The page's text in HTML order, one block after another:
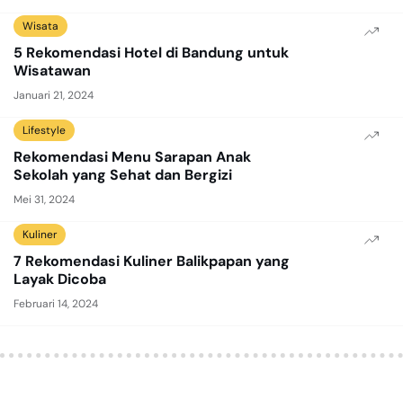
Wisata
5 Rekomendasi Hotel di Bandung untuk
Wisatawan
Januari 21, 2024
Lifestyle
Rekomendasi Menu Sarapan Anak
Sekolah yang Sehat dan Bergizi
Mei 31, 2024
Kuliner
7 Rekomendasi Kuliner Balikpapan yang
Layak Dicoba
Februari 14, 2024